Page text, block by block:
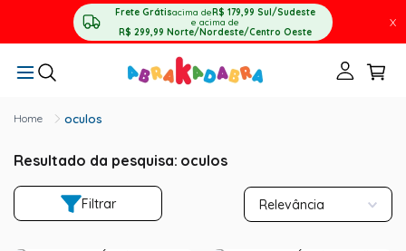
Frete Grátisacima deR$ 179,99 Sul/Sudeste
e acima de
R$ 299,99 Norte/Nordeste/Centro Oeste
X
oculos
Resultado da pesquisa: oculos
Filtrar Relevância